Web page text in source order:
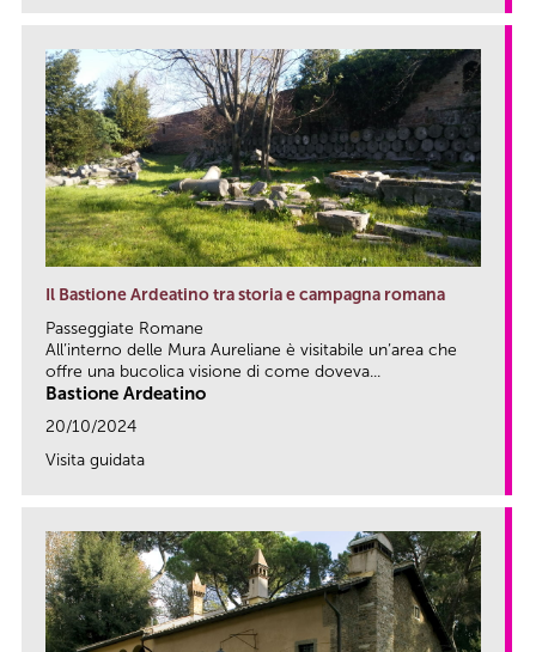
Il Bastione Ardeatino tra storia e campagna romana
Passeggiate Romane
All’interno delle Mura Aureliane è visitabile un’area che
offre una bucolica visione di come doveva...
Bastione Ardeatino
20/10/2024
Visita guidata